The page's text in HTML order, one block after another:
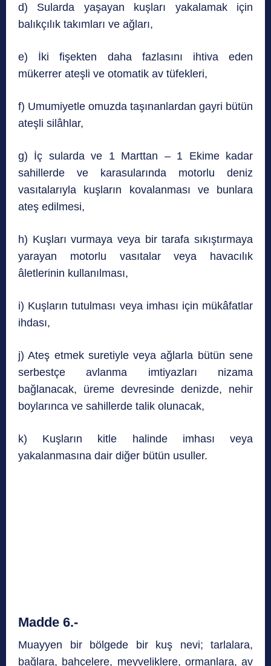
d) Sularda yaşayan kuşları yakalamak için
balıkçılık takımları ve ağları,
e) İki fişekten daha fazlasını ihtiva eden
mükerrer ateşli ve otomatik av tüfekleri,
f) Umumiyetle omuzda taşınanlardan gayri bütün
ateşli silâhlar,
g) İç sularda ve 1 Marttan – 1 Ekime kadar
sahillerde ve karasularında motorlu deniz
vasıtalarıyla kuşların kovalanması ve bunlara
ateş edilmesi,
h) Kuşları vurmaya veya bir tarafa sıkıştırmaya
yarayan motorlu vasıtalar veya havacılık
âletlerinin kullanılması,
i) Kuşların tutulması veya imhası için mükâfatlar
ihdası,
j) Ateş etmek suretiyle veya ağlarla bütün sene
serbestçe avlanma imtiyazları nizama
bağlanacak, üreme devresinde denizde, nehir
boylarınca ve sahillerde talik olunacak,
k) Kuşların kitle halinde imhası veya
yakalanmasına dair diğer bütün usuller.
Madde 6.-
Muayyen bir bölgede bir kuş nevi; tarlalara,
bağlara, bahçelere, meyveliklere, ormanlara, av